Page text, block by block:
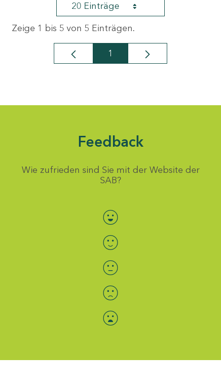
20 Einträge
Zeige 1 bis 5 von 5 Einträgen.
Seite
1
Feedback
Wie zufrieden sind Sie mit der Website der
SAB?
Bewertung auswählen